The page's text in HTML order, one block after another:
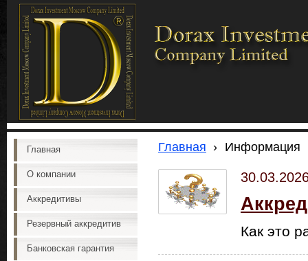
Главная
О компании
Аккредитивы
Резервный аккредитив
Банковская гарантия
Главная › Информация
Как это